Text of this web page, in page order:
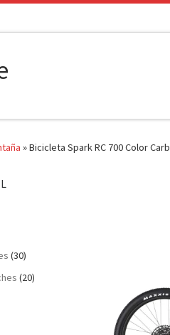
»Bicicleta Spark RC 700 Color
(30)
(20)